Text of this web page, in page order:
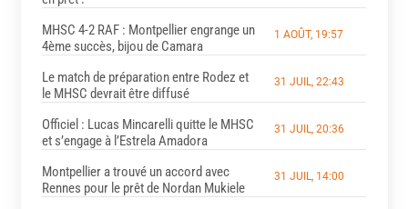
MHSC 4-2 RAF : Montpellier engrange un
4ème succès, bijou de Camara
1 AOÛT, 19:57
Le match de préparation entre Rodez et
le MHSC devrait être diffusé
31 JUIL, 22:43
Officiel : Lucas Mincarelli quitte le MHSC
et s’engage à l’Estrela Amadora
31 JUIL, 20:36
Montpellier a trouvé un accord avec
Rennes pour le prêt de Nordan Mukiele
31 JUIL, 14:00